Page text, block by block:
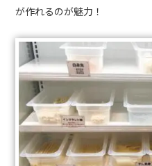
が作れるのが魅力！